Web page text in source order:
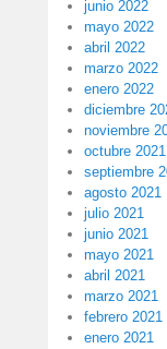
junio 2022
mayo 2022
abril 2022
marzo 2022
enero 2022
diciembre
noviembre
octubre 2021
septiembre
agosto 2021
julio 2021
junio 2021
mayo 2021
abril 2021
marzo 2021
febrero 2021
enero 2021